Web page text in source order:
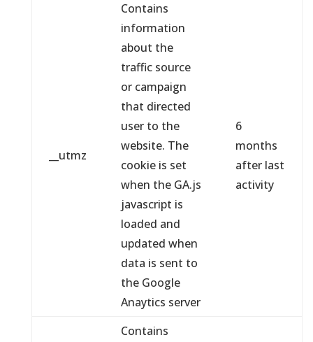
__utmz
Contains
information
about the
traffic source
or campaign
that directed
user to the
website. The
cookie is set
when the GA.js
javascript is
loaded and
updated when
data is sent to
the Google
Anaytics server
6
months
after last
activity
Contains